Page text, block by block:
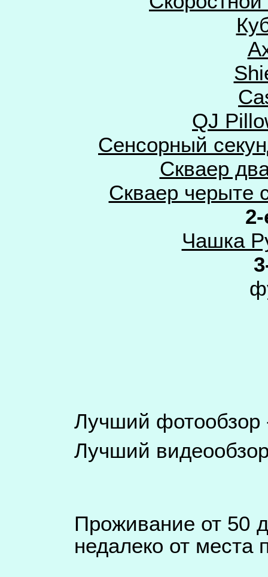
QJ
Сенсорный
Скваер
Скваер черыте
Чашка
Лучший
Лучший
Проживание от 50
недалеко от места